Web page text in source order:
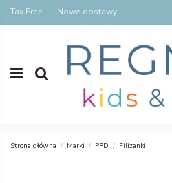
Tax Free Nowe dostawy
Strona główna Marki PPD Filiżanki